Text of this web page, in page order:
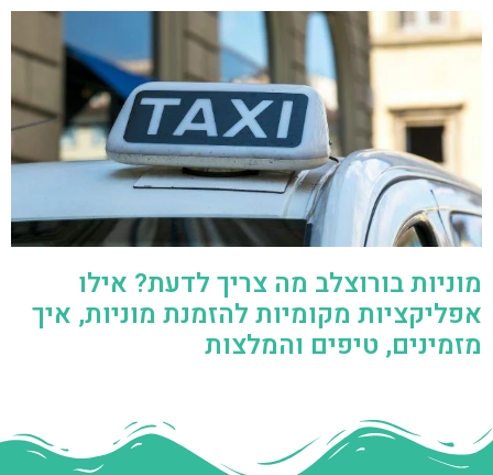
מוניות בורוצלב מה צריך לדעת? אילו
אפליקציות מקומיות להזמנת מוניות, איך
מזמינים, טיפים והמלצות